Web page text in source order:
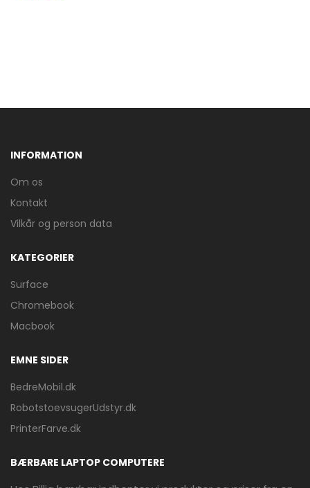
INFORMATION
Om os
Kontakt
Vilkår og person data
KATEGORIER
Surface
Chromebook
Macbook
EMNE SIDER
BedreMobil.dk
RobotstoevsugerUdstyr.dk
PrinterFarve.dk
BÆRBARE LAPTOP COMPUTERE